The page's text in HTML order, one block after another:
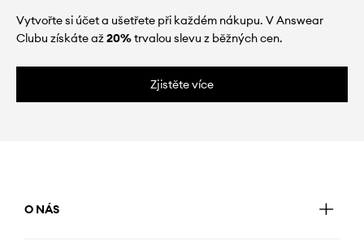
Vytvořte si účet a ušetřete při každém nákupu. V Answear
Clubu získáte až20%trvalou slevu z běžných cen.
Zjistěte více
O NÁS